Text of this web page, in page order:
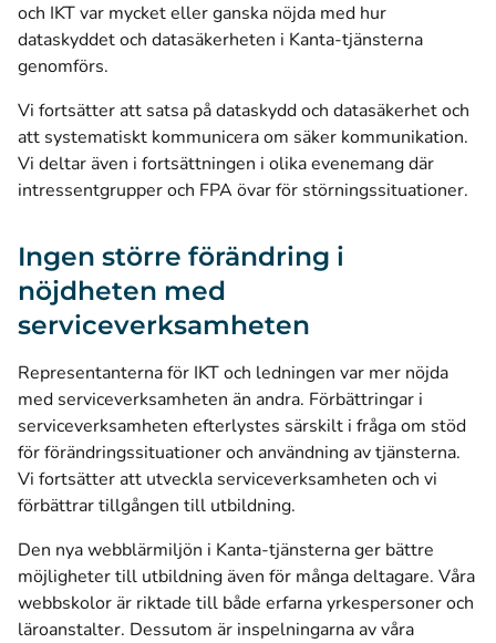
och IKT var mycket eller ganska nöjda med hur
dataskyddet och datasäkerheten i Kanta-tjänsterna
genomförs.
Vi fortsätter att satsa på dataskydd och datasäkerhet och
att systematiskt kommunicera om säker kommunikation.
Vi deltar även i fortsättningen i olika evenemang där
intressentgrupper och FPA övar för störningssituationer.
Ingen större förändring i
nöjdheten med
serviceverksamheten
Representanterna för IKT och ledningen var mer nöjda
med serviceverksamheten än andra. Förbättringar i
serviceverksamheten efterlystes särskilt i fråga om stöd
för förändringssituationer och användning av tjänsterna.
Vi fortsätter att utveckla serviceverksamheten och vi
förbättrar tillgången till utbildning.
Den nya webblärmiljön i Kanta-tjänsterna ger bättre
möjligheter till utbildning även för många deltagare. Våra
webbskolor är riktade till både erfarna yrkespersoner och
läroanstalter. Dessutom är inspelningarna av våra